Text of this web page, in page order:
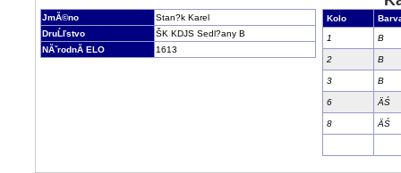
JmĂ©no
Stan?k Karel
DruĹľstvo
ŠK KDJS Sedl?any B
NĂˇrodnĂ­ ELO
1613
Kolo
1
B
2 B
3 B
6 ÄŚ
8 ÄŚ